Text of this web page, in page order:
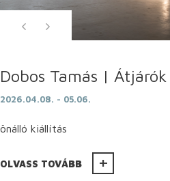
Dobos Tamás | Átjárók
2026.04.08. - 05.06.
önálló kiállítás
OLVASS TOVÁBB